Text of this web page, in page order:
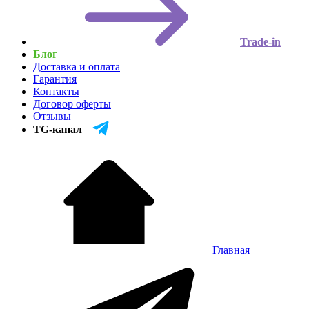
Trade-in
Блог
Доставка и оплата
Гарантия
Контакты
Договор оферты
Отзывы
TG-канал
Главная